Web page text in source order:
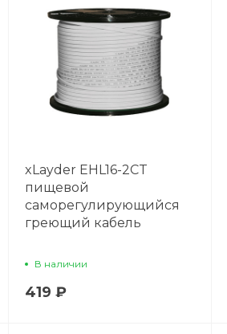
xLayder EHL16-2CT
пищевой
саморегулирующийся
греющий кабель
В наличии
419 ₽